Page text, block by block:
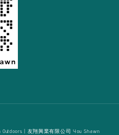
| 友翔興業有限公司 You Shawn